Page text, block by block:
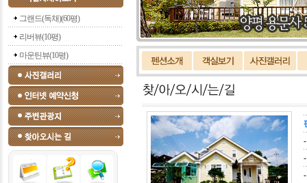
그랜드(독채)(60평)
리버뷰(10평)
마운틴뷰(10평)
-
-
-